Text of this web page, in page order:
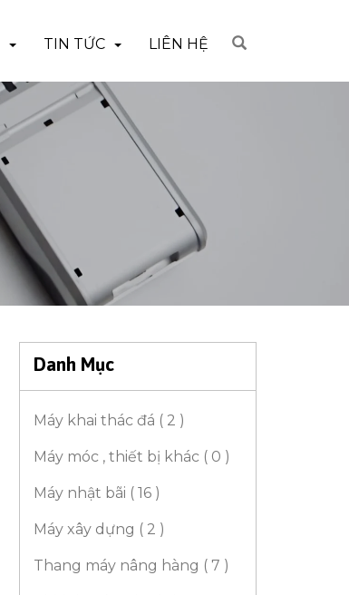
TIN TỨC LIÊN HỆ
Danh Mục
Máy khai thác đá ( 2 )
Máy móc , thiết bị khác ( 0 )
Máy nhật bãi ( 16 )
Máy xây dựng ( 2 )
Thang máy nâng hàng ( 7 )